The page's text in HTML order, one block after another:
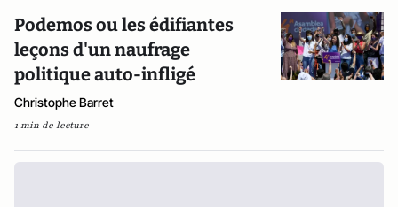
Podemos ou les édifiantes
leçons d'un naufrage
politique auto-infligé
Christophe Barret
1 min de lecture